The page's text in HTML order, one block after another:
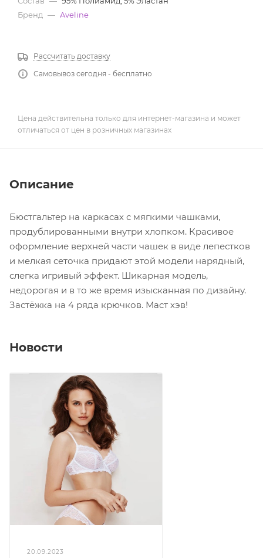
Бренд — Aveline
Рассчитать доставку
Самовывоз сегодня - бесплатно
Цена действительна только для интернет-магазина и может
отличаться от цен в розничных магазинах
Описание
Бюстгальтер на каркасах с мягкими чашками,
продублированными внутри хлопком. Красивое
оформление верхней части чашек в виде лепестков
и мелкая сеточка придают этой модели нарядный,
слегка игривый эффект. Шикарная модель,
недорогая и в то же время изысканная по дизайну.
Застёжка на 4 ряда крючков. Маст хэв!
Новости
20.09.2023